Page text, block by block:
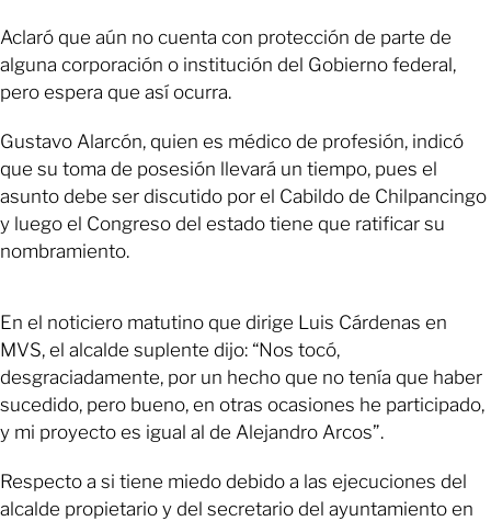
Aclaró que aún no cuenta con protección de parte de
alguna corporación o institución del Gobierno federal,
pero espera que así ocurra.
Gustavo Alarcón, quien es médico de profesión, indicó
que su toma de posesión llevará un tiempo, pues el
asunto debe ser discutido por el Cabildo de Chilpancingo
y luego el Congreso del estado tiene que ratificar su
nombramiento.
En el noticiero matutino que dirige Luis Cárdenas en
MVS, el alcalde suplente dijo: “Nos tocó,
desgraciadamente, por un hecho que no tenía que haber
sucedido, pero bueno, en otras ocasiones he participado,
y mi proyecto es igual al de Alejandro Arcos”.
Respecto a si tiene miedo debido a las ejecuciones del
alcalde propietario y del secretario del ayuntamiento en